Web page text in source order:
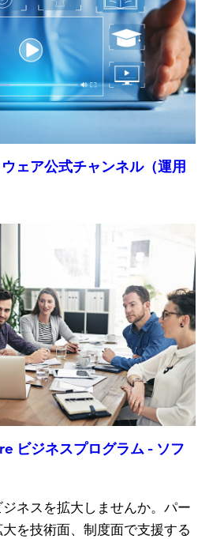
ェア公式チャンネル（運用
ビジネスプログラム - ソフ
ネスを拡大しませんか。パー
を技術面、制度面で支援する